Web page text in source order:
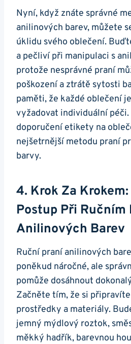
Nyní, když znáte správné
anilinových barev, můžete
úklidu svého oblečení.
a pečliví při manipulaci s
protože nesprávné praní
poškození a ztrátě sytosti
paměti, že každé oblečení
vyžadovat individuální
doporučení etikety na
nejšetrnější metodu praní
barvy.
4. Krok Za
Postup Při Ručním
Anilinových Barev
Ruční praní anilinových
poněkud náročné, ale
pomůže dosáhnout
Začněte tím, že si
prostředky a materiály.
jemný mýdlový roztok,
měkký hadřík, barevnou